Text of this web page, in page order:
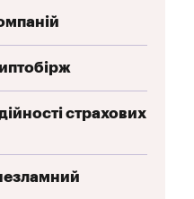
страхових